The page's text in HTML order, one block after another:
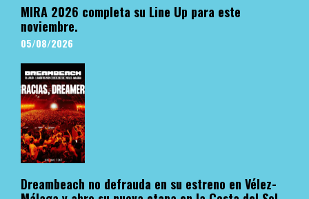
MIRA 2026 completa su Line Up para este
noviembre.
05/08/2026
Dreambeach no defrauda en su estreno en Vélez-